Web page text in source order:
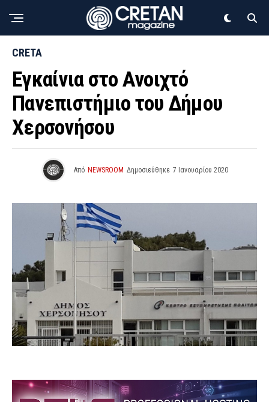
CRETA
Εγκαίνια στο Ανοιχτό
Πανεπιστήμιο του Δήμου
Χερσονήσου
Από NEWSROOM Δημοσιεύθηκε 7 Ιανουαρίου 2020